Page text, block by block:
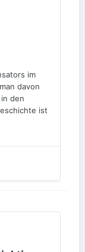
im
davon
den
ist